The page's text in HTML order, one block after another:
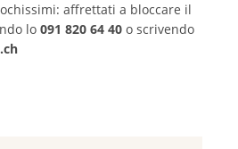
affrettati a bloccare il
lo 091 820 64 40 o scrivendo